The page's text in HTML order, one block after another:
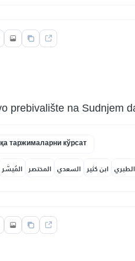
prebivalište na Sudnjem
таржималарни кўрсат
المُيسَّر المختصر السعدي ابن كثير الطبري